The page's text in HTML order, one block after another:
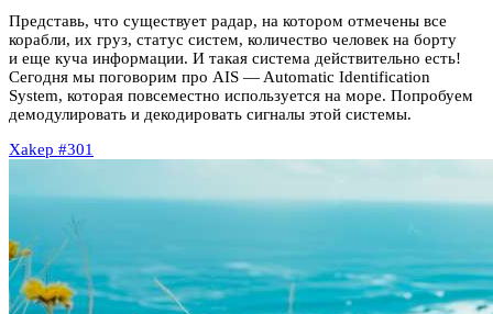
Представь, что существует радар, на котором отмечены все
корабли, их груз, статус систем, количество человек на борту
и еще куча информации. И такая система действительно есть!
Сегодня мы поговорим про AIS — Automatic Identification
System, которая повсеместно используется на море. Попробуем
демодулировать и декодировать сигналы этой системы.
Xakep #301